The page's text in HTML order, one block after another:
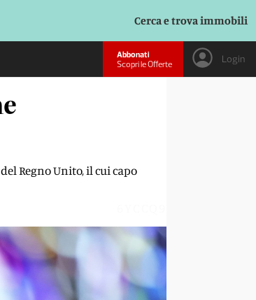
Cerca e trova immobili
Abbonati
Scopri le Offerte
Login
Regno Unito, il cui capo